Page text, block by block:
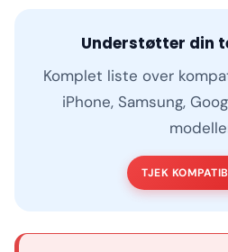
Understøtter din
Komplet liste over
iPhone, Samsung,
TJEK